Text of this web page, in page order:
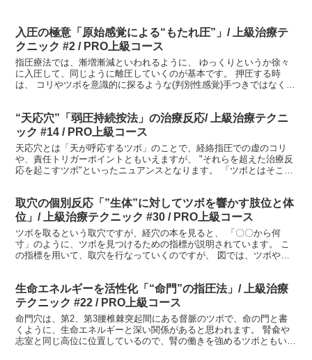
入圧の極意「原始感覚による“もたれ圧”」/ 上級治療テ
クニック #2 / PRO上級コース
指圧療法では、漸増漸減といわれるように、 ゆっくりというか徐々
に入圧して、同じように離圧していくのが基本です。 押圧する時
は、 コリやツボを意識的に探るような(判別性感覚)手つきではなく、
“天応穴”「弱圧持続按法」の治療反応/ 上級治療テクニ
ック #14 / PRO上級コース
天応穴とは「天が呼応するツボ」のことで、経絡指圧での虚のコリ
や、責任トリガーポイントともいえますが、 "それらを超えた治療反
応を起こすツボ"といったニュアンスとなります。 「ツボとはそこに
取穴の個別反応「”生体”に対してツボを響かす肢位と体
位」/ 上級治療テクニック #30 / PRO上級コース
ツボを取るという取穴ですが、経穴の本を見ると、 「〇〇から何
寸」のように、ツボを見つけるための指標が説明されています。 こ
の指標を用いて、取穴を行なっていくのですが、 図では、ツボや経
生命エネルギーを活性化「“命門”の指圧法」/ 上級治療
テクニック #22 / PRO上級コース
命門穴は、第2、第3腰椎棘突起間にある督脈のツボで、命の門と書
くように、生命エネルギーと深い関係があると思われます。 腎兪や
志室と同じ高位に位置しているので、腎の働きを強めるツボともいわ